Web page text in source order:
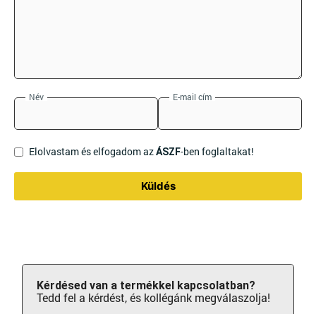
Név E-mail cím
Elolvastam és elfogadom azÁSZF-ben foglaltakat!
Küldés
Kérdésed van a termékkel kapcsolatban?
Tedd fel a kérdést, és kollégánk megválaszolja!